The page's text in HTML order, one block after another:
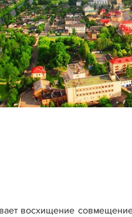
восхищение